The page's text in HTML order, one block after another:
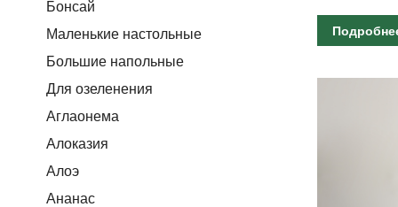
Бонсай
Маленькие настольные
Большие напольные
Для озеленения
Аглаонема
Алоказия
Алоэ
Ананас